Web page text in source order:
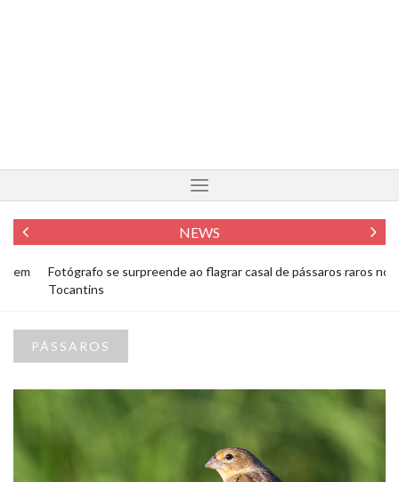
NEWS
Fotógrafo se surpreende ao flagrar casal de pássaros raros no
Tocantins
PÁSSAROS